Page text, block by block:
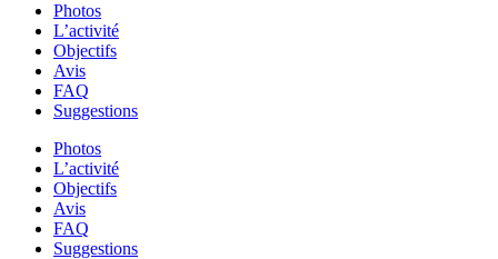
Photos
L’activité
Objectifs
Avis
FAQ
Suggestions
Photos
L’activité
Objectifs
Avis
FAQ
Suggestions